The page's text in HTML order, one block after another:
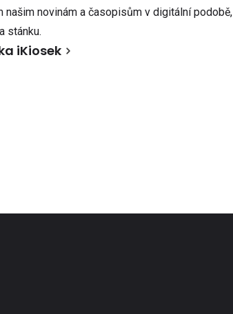
našim novinám a časopisům v digitální podobě,
stánku.
iKiosek